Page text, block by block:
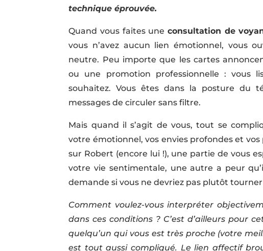
technique éprouvée.
Quand vous faites uneconsultation de
vous n’avez aucun lien émotionnel, vous
neutre. Peu importe que les cartes
ou une promotion professionnelle : vous
souhaitez. Vous êtes dans la posture du
messages de circuler sans filtre.
Mais quand il s’agit de vous, tout se
votre émotionnel, vos envies profondes et vos
sur Robert (encore lui !), une partie de vous
votre vie sentimentale, une autre a peur
demande si vous ne devriez pas plutôt
Comment voulez-vous interpréter
dans ces conditions ? C’est d’ailleurs pour
quelqu’un qui vous est très proche (votre
est tout aussi compliqué. Le lien affectif